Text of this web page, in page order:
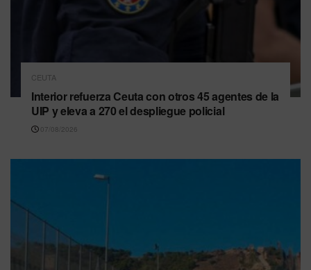
CEUTA
Interior refuerza Ceuta con otros 45 agentes de la
UIP y eleva a 270 el despliegue policial
07/08/2026